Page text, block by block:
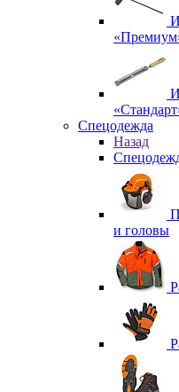
Спецодежда
Назад
и головы